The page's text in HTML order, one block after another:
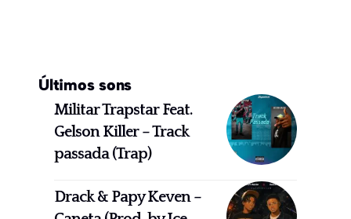
Últimos sons
Militar Trapstar Feat.
Gelson Killer – Track
passada (Trap)
Drack & Papy Keven –